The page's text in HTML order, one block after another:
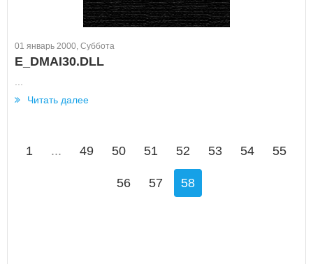
01 январь 2000, Суббота
E_DMAI30.DLL
Читать далее
1 ... 49 50 51 52 53 54 55
56 57 58